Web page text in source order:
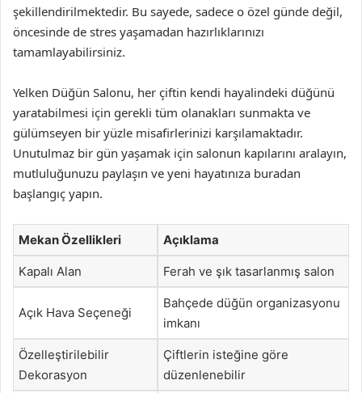
şekillendirilmektedir. Bu sayede, sadece o özel günde değil,
öncesinde de stres yaşamadan hazırlıklarınızı
tamamlayabilirsiniz.
Yelken Düğün Salonu, her çiftin kendi hayalindeki düğünü
yaratabilmesi için gerekli tüm olanakları sunmakta ve
gülümseyen bir yüzle misafirlerinizi karşılamaktadır.
Unutulmaz bir gün yaşamak için salonun kapılarını aralayın,
mutluluğunuzu paylaşın ve yeni hayatınıza buradan
başlangıç yapın.
Mekan Özellikleri Açıklama
Kapalı Alan Ferah ve şık tasarlanmış salon
Açık Hava Seçeneği
Bahçede düğün organizasyonu
imkanı
Özelleştirilebilir
Dekorasyon
Çiftlerin isteğine göre
düzenlenebilir